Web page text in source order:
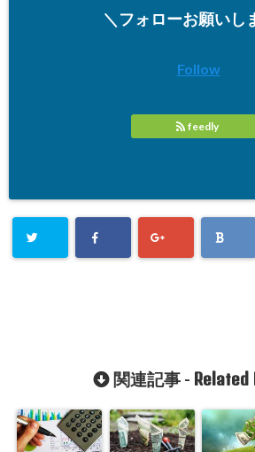
＼フォローお願いし
Follow
feedly
関連記事 - Related